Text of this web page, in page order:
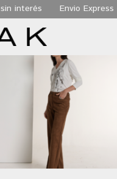
Envio Express de 24 hs a